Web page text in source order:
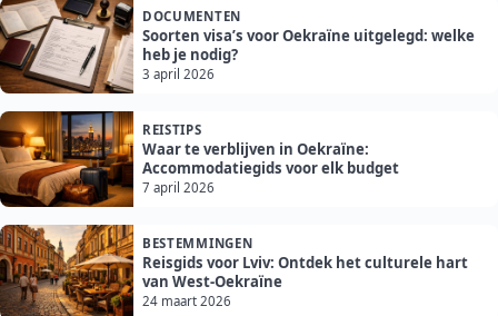
DOCUMENTEN
Soorten visa’s voor Oekraïne uitgelegd: welke
heb je nodig?
3 april 2026
REISTIPS
Waar te verblijven in Oekraïne:
Accommodatiegids voor elk budget
7 april 2026
BESTEMMINGEN
Reisgids voor Lviv: Ontdek het culturele hart
van West-Oekraïne
24 maart 2026